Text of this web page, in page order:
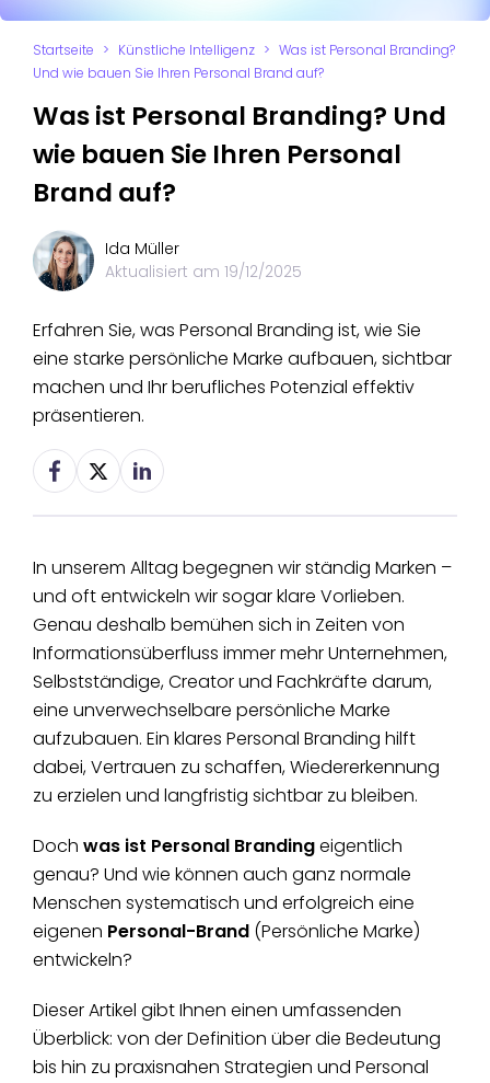
Startseite > Künstliche Intelligenz > Was ist Personal Branding?
Und wie bauen Sie Ihren Personal Brand auf?
Was ist Personal Branding? Und
wie bauen Sie Ihren Personal
Brand auf?
Ida Müller
Aktualisiert am 19/12/2025
Erfahren Sie, was Personal Branding ist, wie Sie
eine starke persönliche Marke aufbauen, sichtbar
machen und Ihr berufliches Potenzial effektiv
präsentieren.
In unserem Alltag begegnen wir ständig Marken –
und oft entwickeln wir sogar klare Vorlieben.
Genau deshalb bemühen sich in Zeiten von
Informationsüberfluss immer mehr Unternehmen,
Selbstständige, Creator und Fachkräfte darum,
eine unverwechselbare persönliche Marke
aufzubauen. Ein klares Personal Branding hilft
dabei, Vertrauen zu schaffen, Wiedererkennung
zu erzielen und langfristig sichtbar zu bleiben.
Doch was ist Personal Brandingeigentlich
genau? Und wie können auch ganz normale
Menschen systematisch und erfolgreich eine
eigenen Personal-Brand (Persönliche Marke)
entwickeln?
Dieser Artikel gibt Ihnen einen umfassenden
Überblick: von der Definition über die Bedeutung
bis hin zu praxisnahen Strategien und Personal